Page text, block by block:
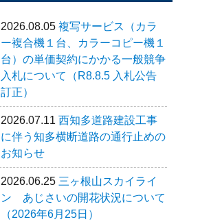
2026.08.05 複写サービス（カラ
ー複合機１台、カラーコピー機１
台）の単価契約にかかる一般競争
入札について（R8.8.5 入札公告
訂正）
2026.07.11 西知多道路建設工事
に伴う知多横断道路の通行止めの
お知らせ
2026.06.25 三ヶ根山スカイライ
ン あじさいの開花状況について
（2026年6月25日）